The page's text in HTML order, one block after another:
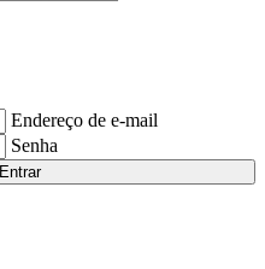
Endereço de e-mail
Senha
Entrar